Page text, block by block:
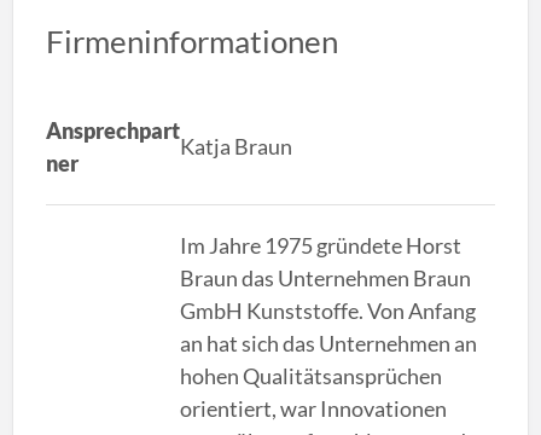
Firmeninformationen
Ansprechpart
ner
Katja Braun
Im Jahre 1975 gründete Horst
Braun das Unternehmen Braun
GmbH Kunststoffe. Von Anfang
an hat sich das Unternehmen an
hohen Qualitätsansprüchen
orientiert, war Innovationen